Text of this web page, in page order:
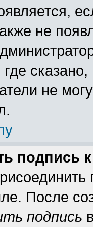
не
где
не
подпись
После
подпись